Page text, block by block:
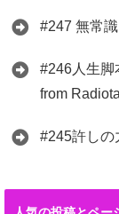
#247 無常
#246人生脚
from
#245許しの